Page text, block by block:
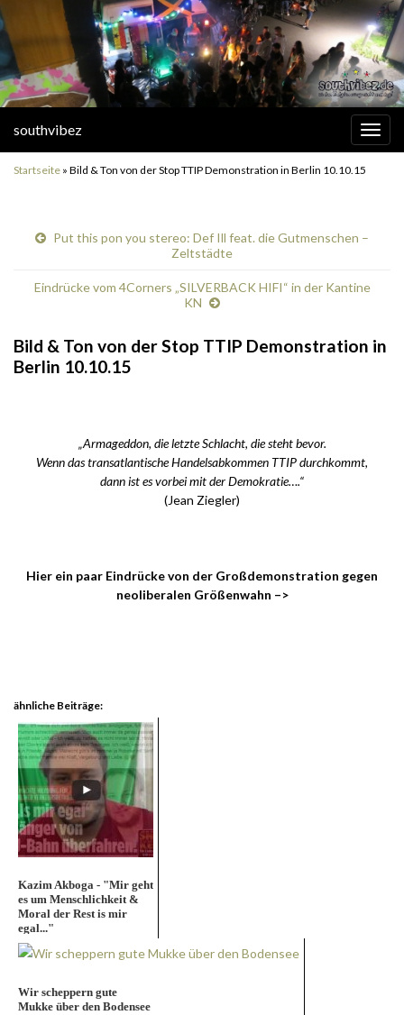
southvibez
Startseite » Bild & Ton von der Stop TTIP Demonstration in Berlin 10.10.15
Put this pon you stereo: Def Ill feat. die Gutmenschen –
Zeltstädte
Eindrücke vom 4Corners „SILVERBACK HIFI“ in der Kantine
KN
Bild & Ton von der Stop TTIP Demonstration in
Berlin 10.10.15
„Armageddon, die letzte Schlacht, die steht bevor.
Wenn das transatlantische Handelsabkommen TTIP durchkommt,
dann ist es vorbei mit der Demokratie….“
(Jean Ziegler)
Hier ein paar Eindrücke von der Großdemonstration gegen
neoliberalen Größenwahn –>
ähnliche Beiträge:
Kazim Akboga - "Mir geht
es um Menschlichkeit &
Moral der Rest is mir
egal..."
Wir scheppern gute
Mukke über den Bodensee